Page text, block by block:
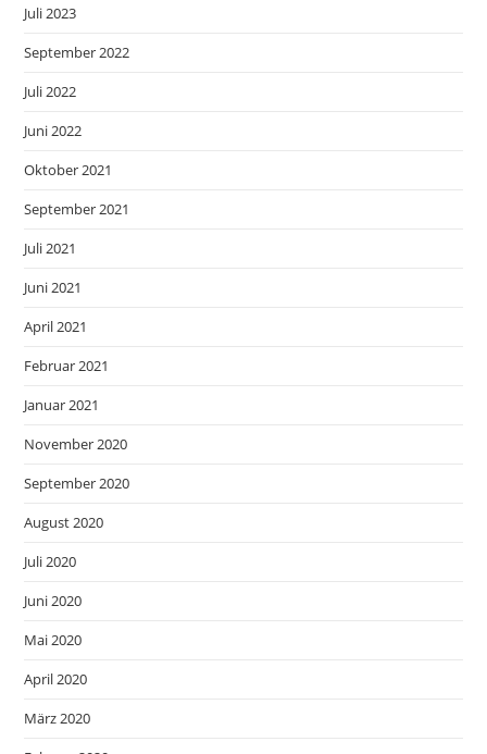
Juli 2023
September 2022
Juli 2022
Juni 2022
Oktober 2021
September 2021
Juli 2021
Juni 2021
April 2021
Februar 2021
Januar 2021
November 2020
September 2020
August 2020
Juli 2020
Juni 2020
Mai 2020
April 2020
März 2020